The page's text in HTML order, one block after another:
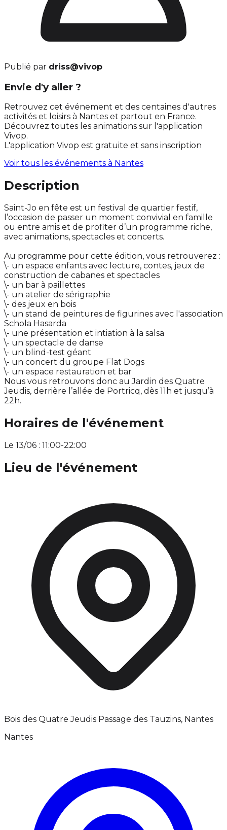
Publié par driss@vivop
Envie d'y aller ?
Retrouvez cet événement et des centaines d'autres
activités et loisirs à Nantes et partout en France.
Découvrez toutes les animations sur l'application
Vivop.
L'application Vivop est gratuite et sans inscription
Voir tous les événements à Nantes
Description
Saint-Jo en fête est un festival de quartier festif,
l’occasion de passer un moment convivial en famille
ou entre amis et de profiter d’un programme riche,
avec animations, spectacles et concerts.
Au programme pour cette édition, vous retrouverez :
\- un espace enfants avec lecture, contes, jeux de
construction de cabanes et spectacles
\- un bar à paillettes
\- un atelier de sérigraphie
\- des jeux en bois
\- un stand de peintures de figurines avec l'association
Schola Hasarda
\- une présentation et intiation à la salsa
\- un spectacle de danse
\- un blind-test géant
\- un concert du groupe Flat Dogs
\- un espace restauration et bar
Nous vous retrouvons donc au Jardin des Quatre
Jeudis, derrière l’allée de Portricq, dès 11h et jusqu’à
22h.
Horaires de l'événement
Le 13/06 : 11:00-22:00
Lieu de l'événement
Bois des Quatre Jeudis Passage des Tauzins, Nantes
Nantes